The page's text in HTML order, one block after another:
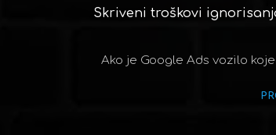
Skriveni troškovi
Ako je Google Ads vozilo